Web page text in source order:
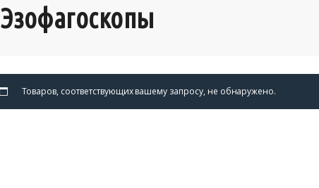
Эзофагоскопы
Товаров, соответствующих вашему запросу, не обнаружено.